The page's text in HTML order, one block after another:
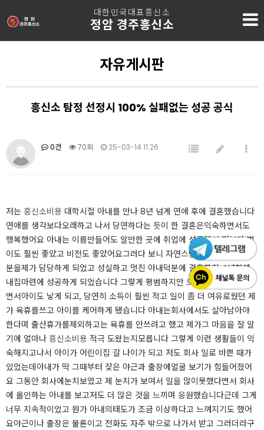
대한민국대표흥신소
정암 경주흥신소
자유게시판
흥신소 탐정 선정시 100% 실패없는 성공 공식
0건 70회 25-03-14 11:26
​​​​저는 흥신소비용 대학시절 아내를 만나 8년 넘게 연애 후에 결혼했습니다
연애를 생각보다오래하고 나서 당연하다는 듯이 한 결혼은익숙하면서도
행복했어요 아내는 이름만들어도 알만한 곳에 취업에 성공해서 저보다 벌
이도 훨씬 좋았고 비전도 좋았어요그러다 보니 자연스럽게 집안일의 대부
분을제가 담당하게 되었고 성실하고 멋진 아내덕분에 결혼한지 4년차에
내집마련에 성공하게 되었습니다 ​​​​그렇게 평범하지만 으쌰으쌰 열심히 살
면서아이도 낳게 되고, 당연히 소득이 훨씬 적고 일이 좀 더 여유로웠던 제
가 육휴를쓰고 아이를 케어하게 됐습니다 아내는회사에서도 살아남아야
한다며 출산휴가를제외하고는 육휴를 안쓰려고 했고 제가그 마음을 잘 알
기에 얼마나 흥신소비용 적극 도왔는지모릅니다 ​​그렇게 이런 생활들이 익
숙해지고나서 아이가 어린이집 갈 나이가 되고 저도 회사 일로 바쁜 때가
있었는데아내가 딱 그때부터 잦은 야근과 출장에얼굴 보기가 힘들어졌어
요 그동안 회사에눈치보였고 제 눈치가 보여서 일을 많이못했다면서 회사
에 올인하는 아내를 보고저도 더 많은 것을 느끼며 응원했습니다​​​​근데 그게
너무 지속적이었고 뭔가 아내의태도가 조금 이상하다고 느껴지기도 했어
요야근이나 출장은 물론이고 전화도 자주 밖으로 나가서 받고 그러더라구